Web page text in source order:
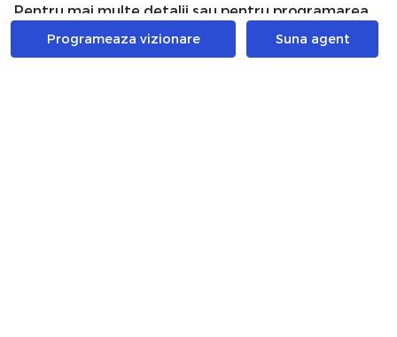
Pentru mai multe detalii sau pentru programarea
unei vizionari, nu ezitati sa ne contactati.
Programeaza vizionare Suna agent